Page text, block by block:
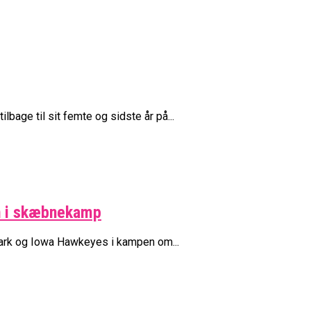
til sit femte og sidste år på...
i skæbnekamp
og Iowa Hawkeyes i kampen om...